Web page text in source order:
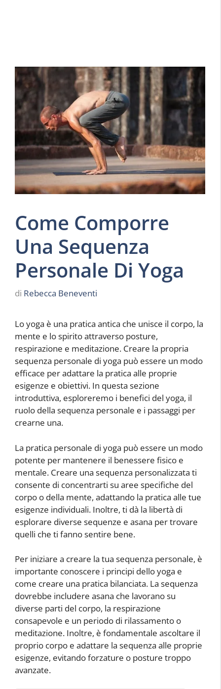
Come Comporre
Una Sequenza
Personale Di Yoga
di Rebecca Beneventi
Lo yoga è una pratica antica che unisce il corpo, la
mente e lo spirito attraverso posture,
respirazione e meditazione. Creare la propria
sequenza personale di yoga può essere un modo
efficace per adattare la pratica alle proprie
esigenze e obiettivi. In questa sezione
introduttiva, esploreremo i benefici del yoga, il
ruolo della sequenza personale e i passaggi per
crearne una.
La pratica personale di yoga può essere un modo
potente per mantenere il benessere fisico e
mentale. Creare una sequenza personalizzata ti
consente di concentrarti su aree specifiche del
corpo o della mente, adattando la pratica alle tue
esigenze individuali. Inoltre, ti dà la libertà di
esplorare diverse sequenze e asana per trovare
quelli che ti fanno sentire bene.
Per iniziare a creare la tua sequenza personale, è
importante conoscere i principi dello yoga e
come creare una pratica bilanciata. La sequenza
dovrebbe includere asana che lavorano su
diverse parti del corpo, la respirazione
consapevole e un periodo di rilassamento o
meditazione. Inoltre, è fondamentale ascoltare il
proprio corpo e adattare la sequenza alle proprie
esigenze, evitando forzature o posture troppo
avanzate.